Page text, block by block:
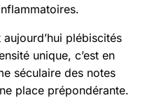
plébiscités
unique, c’est en
séculaire des notes
place prépondérante.